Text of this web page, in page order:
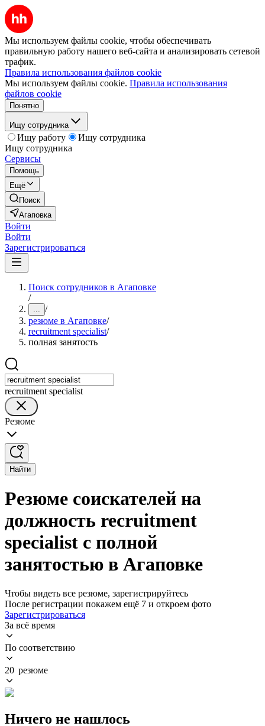
Мы используем файлы cookie, чтобы обеспечивать
правильную работу нашего веб-сайта и анализировать сетевой
трафик.
Правила использования файлов cookie
Мы используем файлы cookie. Правила использования
файлов cookie
Понятно
Ищу сотрудника
Ищу работу
Ищу сотрудника
Ищу сотрудника
Сервисы
Помощь
Ещё
Поиск
Агаповка
Войти
Войти
Зарегистрироваться
Поиск сотрудников в Агаповке
/
... /
резюме в Агаповке/
recruitment specialist/
полная занятость
recruitment specialist
Резюме
Найти
Резюме соискателей на
должность recruitment
specialist с полной
занятостью в Агаповке
Чтобы видеть все резюме, зарегистрируйтесь
После регистрации покажем ещё 7 и откроем фото
Зарегистрироваться
За всё время
По соответствию
20 резюме
Ничего не нашлось